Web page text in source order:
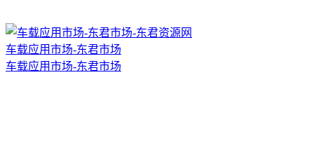
车载应用市场-东君市场
车载应用市场-东君市场